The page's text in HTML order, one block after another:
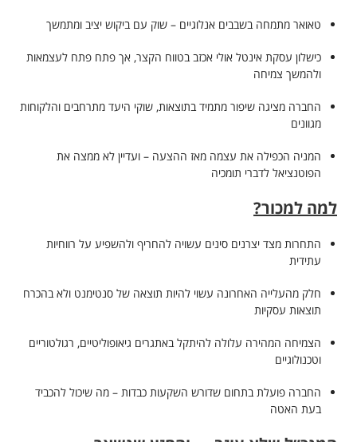
טאואר מתמחה בשבבים אנלוגיים – שוק עם ביקוש יציב ומתמשך
כישלון עסקת אינטל אולי אכזב בטווח הקצר, אך פתח פתח לעצמאות
ולהמשך צמיחה
החברה מציגה שיפור מתמיד בתוצאות, שוקי היעד מתרחבים והלקוחות
מגוונים
המניה הכפילה את עצמה מאז ההצעה – ועדיין לא ממצה את
הפוטנציאל לדברי תומכיה
למה למכור?
התחרות מצד יצרנים סינים עשויה להחריף ולהשפיע על רווחיות
עתידית
חלק מהעלייה האחרונה עשוי להיות תוצאה של סנטימנט ולא בהכרח
תוצאות עסקיות
הצמיחה המהירה עלולה להיתקל באתגרים גיאופוליטיים, רגולטוריים
וטכנולוגיים
החברה פועלת בתחום שדורש השקעות כבדות – מה שיכול להכביד
בעת האטה